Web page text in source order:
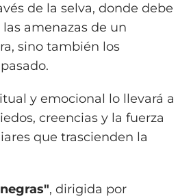
de la selva, donde debe
amenazas de un
sino también los
y emocional lo llevará a
creencias y la fuerza
que trascienden la
, dirigida por